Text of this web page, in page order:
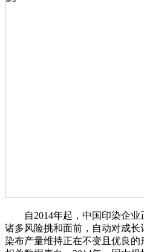
自2014年起，中国印染企业
诸多风险挑和面前，自动对成
染布产量维持正在不变且优良